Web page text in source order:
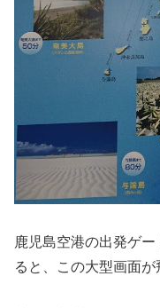
鹿児島空港の出発ゲ
ると、この大型画面が